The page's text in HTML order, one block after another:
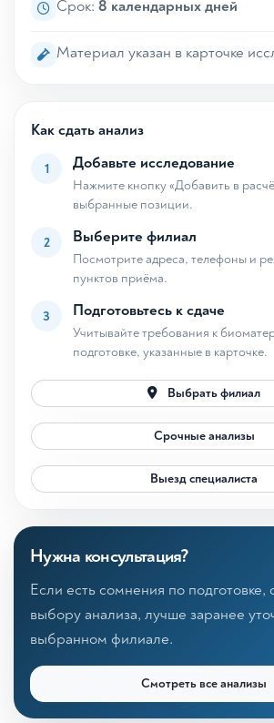
Срок: 8 календарных дней
Материал указан в карточке
Как сдать анализ
1 Добавьте исследование
Нажмите кнопку «Добавить в
выбранные позиции.
2 Выберите филиал
Посмотрите адреса, телефоны и
пунктов приёма.
3 Подготовьтесь к сдаче
Учитывайте требования к
подготовке, указанные в карточке.
Выбрать филиал
Срочные анализы
Выезд специалиста
Нужна консультация?
Если есть сомнения по подготовке,
выбору анализа, лучше заранее
выбранном филиале.
Смотреть все анализы